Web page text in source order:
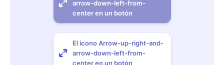
arrow-down-left-from-
center en un botón
El icono Arrow-up-right-and-
arrow-down-left-from-
center en un botón